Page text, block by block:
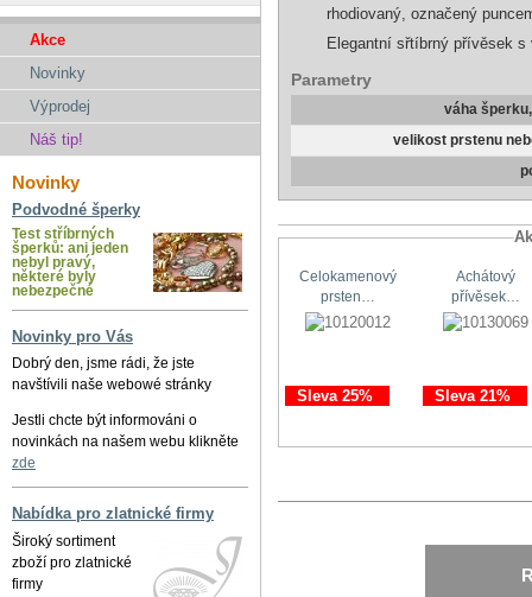
Akce
Novinky
Výprodej
Náš tip!
Novinky
Podvodné šperky
Test stříbrných
šperků: ani jeden
nebyl pravý,
některé byly
nebezpečné
Novinky pro Vás
Dobrý den, jsme rádi, že jste
navštívili naše webowé stránky
Jestli chcte být informováni o
novinkách na našem webu klikněte
zde
Nabídka pro zlatnické firmy
Široký sortiment
zboží pro zlatnické
firmy
rhodiovaný, označený
Elegantní sřtíbrný přívěsek s
Parametry
váha
velikost prstenu
Celokamenový
prsten…
Sleva 25%
Achátový
přívěsek…
Sleva 21%